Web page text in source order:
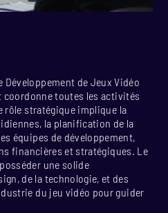
Développement de Jeux Vidéo
coordonne toutes les activités
rôle stratégique implique la
la planification de la
équipes de développement,
financières et stratégiques. Le
une solide
de la technologie, et des
du jeu vidéo pour guider